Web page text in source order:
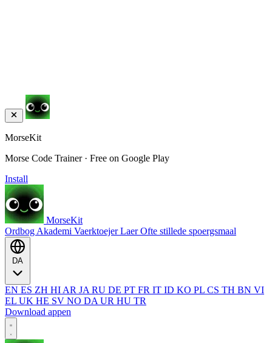
MorseKit
Morse Code Trainer · Free on Google Play
Install
MorseKit
Ordbog Akademi VaerktoejerLaerOfte stillede spoergsmaal
EN ES ZH HI AR JA RU DE PT FR IT ID KO PL CS TH BN VI
EL UK HE SV NO DA UR HU TR
Download appen